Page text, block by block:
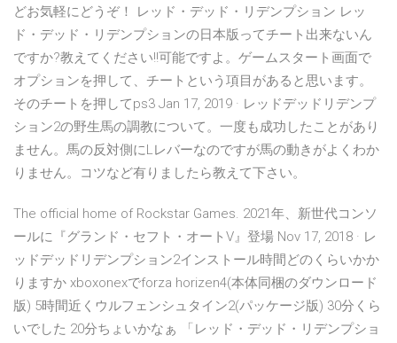
どお気軽にどうぞ！ レッド・デッド・リデンプション レッ
ド・デッド・リデンプションの日本版ってチート出来ないん
ですか?教えてください!!可能ですよ。ゲームスタート画面で
オプションを押して、チートという項目があると思います。
そのチートを押してps3 Jan 17, 2019 · レッドデッドリデンプ
ション2の野生馬の調教について。一度も成功したことがあり
ません。馬の反対側にLレバーなのですが馬の動きがよくわか
りません。コツなど有りましたら教えて下さい。
The official home of Rockstar Games. 2021年、新世代コンソ
ールに『グランド・セフト・オートV』登場 Nov 17, 2018 · レ
ッドデッドリデンプション2インストール時間どのくらいかか
りますか xboxonexでforza horizen4(本体同梱のダウンロード
版) 5時間近くウルフェンシュタイン2(パッケージ版) 30分くら
いでした 20分ちょいかなぁ 「レッド・デッド・リデンプショ